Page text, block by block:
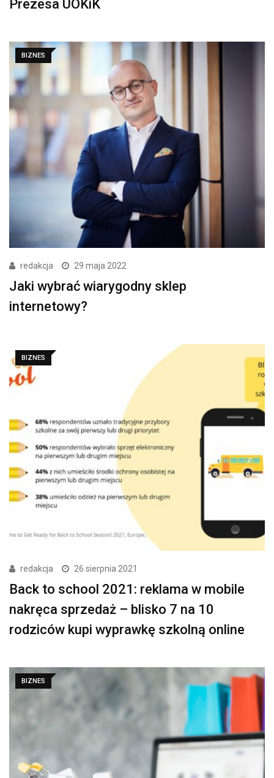
Prezesa UOKiK
BIZNES
redakcja 29 maja 2022
Jaki wybrać wiarygodny sklep
internetowy?
BIZNES
redakcja 26 sierpnia 2021
Back to school 2021: reklama w mobile
nakręca sprzedaż – blisko 7 na 10
rodziców kupi wyprawkę szkolną online
BIZNES